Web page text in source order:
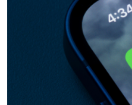
文了解LINE最新功能！